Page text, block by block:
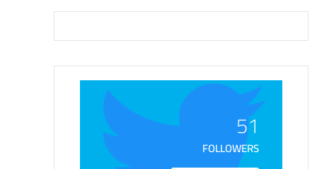
51
FOLLOWERS